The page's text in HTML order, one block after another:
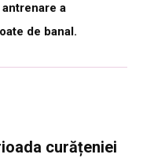
a
de banal.
curățeniei